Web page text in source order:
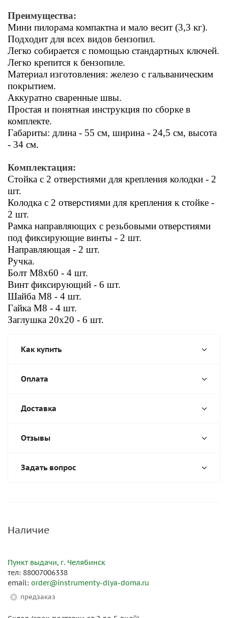
Преимущества:
Мини пилорама компактна и мало весит (3,3 кг).
Подходит для всех видов бензопил.
Легко собирается с помощью стандартных ключей.
Легко крепится к бензопиле.
Материал изготовления: железо с гальваническим
покрытием.
Аккуратно сваренные швы.
Простая и понятная инструкция по сборке в
комплекте.
Габариты: длина - 55 см, ширина - 24,5 см, высота
- 34 см.
Комплектация:
Стойка с 2 отверстиями для крепления колодки - 2
шт.
Колодка с 2 отверстиями для крепления к стойке -
2 шт.
Рамка направляющих с резьбовыми отверстиями
под фиксирующие винты - 2 шт.
Направляющая - 2 шт.
Ручка.
Болт М8x60 - 4 шт.
Винт фиксирующий - 6 шт.
Шайба М8 - 4 шт.
Гайка М8 - 4 шт.
Заглушка 20x20 - 6 шт.
Как купить
Оплата
Доставка
Отзывы
Задать вопрос
Наличие
Пункт выдачи, г. Челябинск
тел: 88007006338
email: order@instrumenty-dlya-doma.ru
Предзаказ